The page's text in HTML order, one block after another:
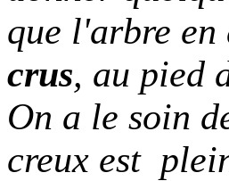
que l'arbre
crus, au pied
On a le soin
creux est